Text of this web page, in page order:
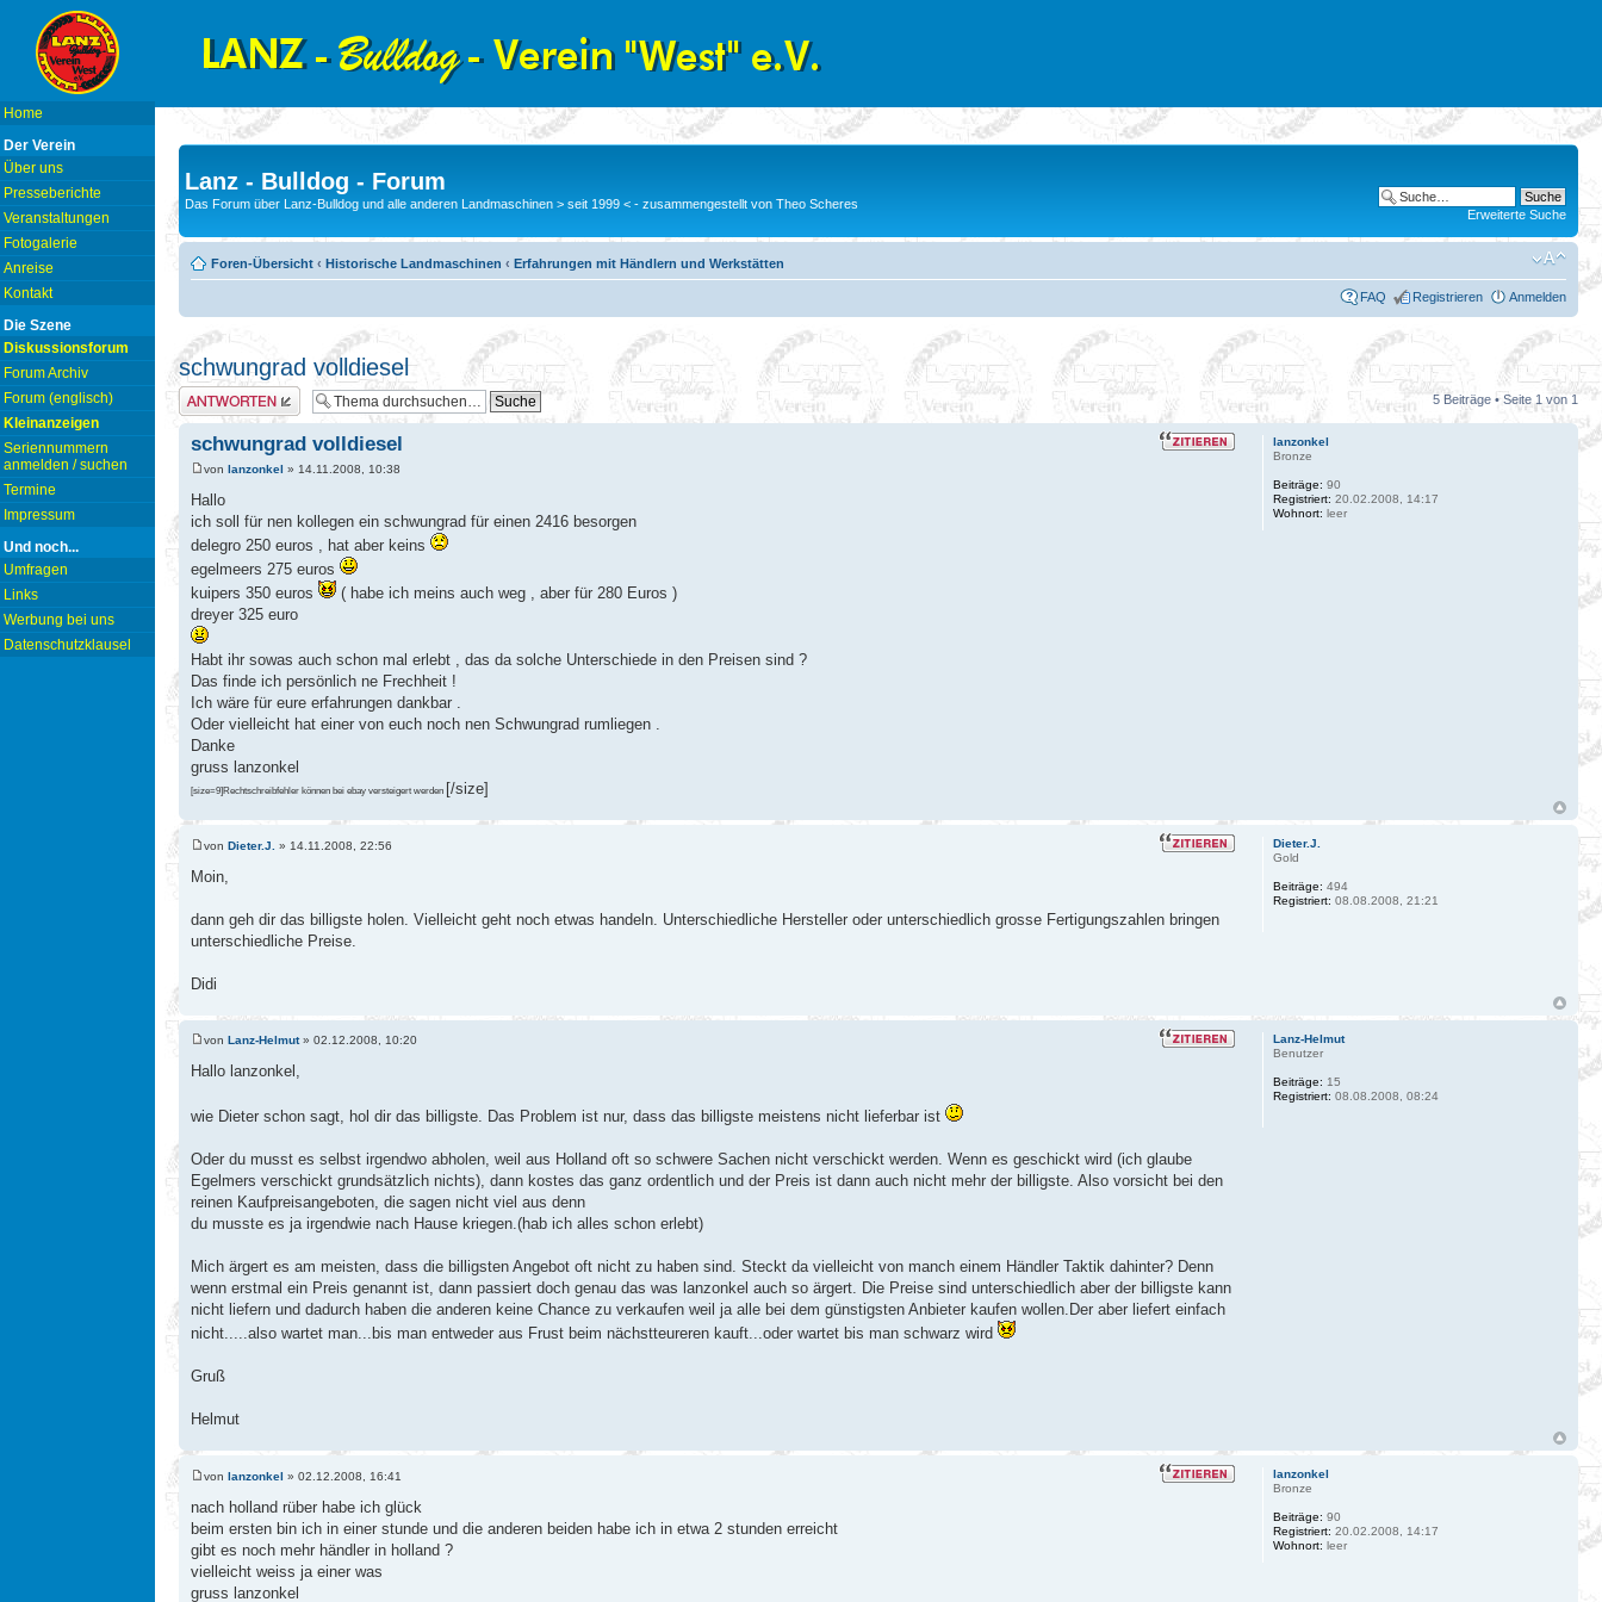
Home
Der Verein
Über uns
Presseberichte
Veranstaltungen
Fotogalerie
Anreise
Kontakt
Die Szene
Diskussionsforum
Forum Archiv
Forum (englisch)
Kleinanzeigen
Seriennummern
anmelden / suchen
Termine
Impressum
Und noch...
Umfragen
Links
Werbung bei uns
Datenschutzklausel
Lanz - Bulldog - Forum
Das Forum über Lanz-Bulldog und alle anderen Landmaschinen > seit 1999 < - zusammengestellt von Theo Scheres
Erweiterte Suche
Foren-Übersicht ‹ Historische Landmaschinen ‹ Erfahrungen mit Händlern und Werkstätten
FAQ Registrieren Anmelden
schwungrad volldiesel
Antwort erstellen 5 Beiträge • Seite 1 von 1
schwungrad volldiesel
von lanzonkel » 14.11.2008, 10:38
Hallo
ich soll für nen kollegen ein schwungrad für einen 2416 besorgen
delegro 250 euros , hat aber keins
egelmeers 275 euros
kuipers 350 euros
( habe ich meins auch weg , aber für 280 Euros )
dreyer 325 euro
Habt ihr sowas auch schon mal erlebt , das da solche Unterschiede in den Preisen sind ?
Das finde ich persönlich ne Frechheit !
Ich wäre für eure erfahrungen dankbar .
Oder vielleicht hat einer von euch noch nen Schwungrad rumliegen .
Danke
gruss lanzonkel
[size=9]Rechtschreibfehler können bei ebay versteigert werden [/size]
lanzonkel
Bronze
Beiträge: 90
Registriert: 20.02.2008, 14:17
Wohnort: leer
von Dieter.J. » 14.11.2008, 22:56
Moin,
dann geh dir das billigste holen. Vielleicht geht noch etwas handeln. Unterschiedliche Hersteller oder unterschiedlich grosse Fertigungszahlen bringen
unterschiedliche Preise.
Didi
Dieter.J.
Gold
Beiträge: 494
Registriert: 08.08.2008, 21:21
von Lanz-Helmut» 02.12.2008, 10:20
Hallo lanzonkel,
wie Dieter schon sagt, hol dir das billigste. Das Problem ist nur, dass das billigste meistens nicht lieferbar ist
Oder du musst es selbst irgendwo abholen, weil aus Holland oft so schwere Sachen nicht verschickt werden. Wenn es geschickt wird (ich glaube
Egelmers verschickt grundsätzlich nichts), dann kostes das ganz ordentlich und der Preis ist dann auch nicht mehr der billigste. Also vorsicht bei den
reinen Kaufpreisangeboten, die sagen nicht viel aus denn
du musste es ja irgendwie nach Hause kriegen.(hab ich alles schon erlebt)
Mich ärgert es am meisten, dass die billigsten Angebot oft nicht zu haben sind. Steckt da vielleicht von manch einem Händler Taktik dahinter? Denn
wenn erstmal ein Preis genannt ist, dann passiert doch genau das was lanzonkel auch so ärgert. Die Preise sind unterschiedlich aber der billigste kann
nicht liefern und dadurch haben die anderen keine Chance zu verkaufen weil ja alle bei dem günstigsten Anbieter kaufen wollen.Der aber liefert einfach
nicht.....also wartet man...bis man entweder aus Frust beim nächstteureren kauft...oder wartet bis man schwarz wird
Gruß
Helmut
Lanz-Helmut
Benutzer
Beiträge: 15
Registriert: 08.08.2008, 08:24
von lanzonkel » 02.12.2008, 16:41
nach holland rüber habe ich glück
beim ersten bin ich in einer stunde und die anderen beiden habe ich in etwa 2 stunden erreicht
gibt es noch mehr händler in holland ?
vielleicht weiss ja einer was
gruss lanzonkel
lanzonkel
Bronze
Beiträge: 90
Registriert: 20.02.2008, 14:17
Wohnort: leer